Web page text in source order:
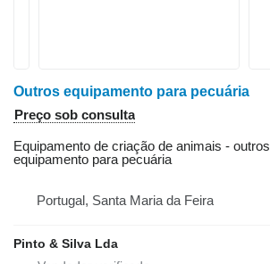
Outros equipamento para pecuária
Preço sob consulta
Equipamento de criação de animais - outros
equipamento para pecuária
Portugal, Santa Maria da Feira
Pinto & Silva Lda